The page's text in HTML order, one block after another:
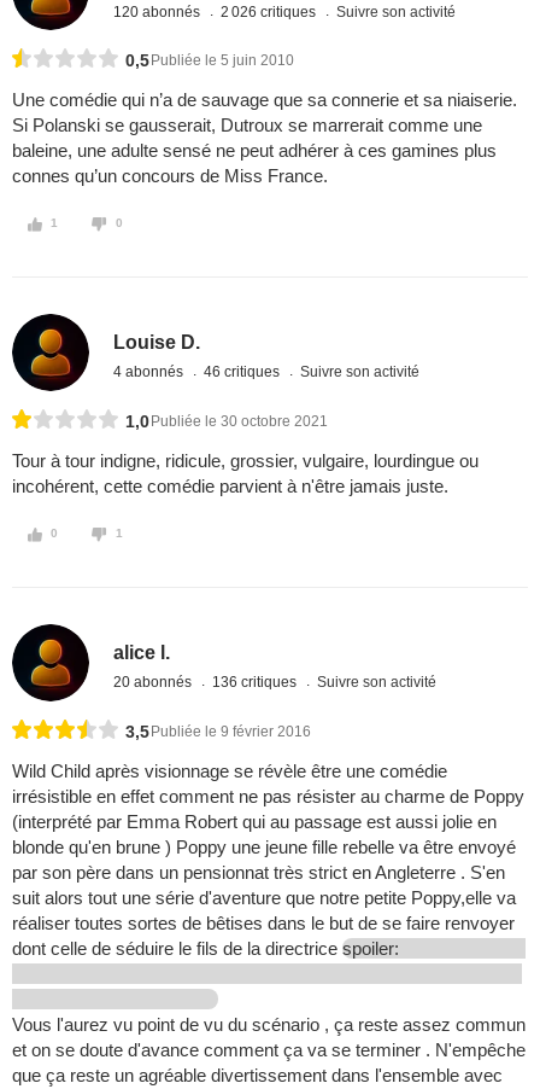
120 abonnés 2 026 critiques Suivre son activité
0,5 Publiée le 5 juin 2010
Une comédie qui n’a de sauvage que sa connerie et sa niaiserie.
Si Polanski se gausserait, Dutroux se marrerait comme une
baleine, une adulte sensé ne peut adhérer à ces gamines plus
connes qu’un concours de Miss France.
1 0
Louise D.
4 abonnés 46 critiques Suivre son activité
1,0 Publiée le 30 octobre 2021
Tour à tour indigne, ridicule, grossier, vulgaire, lourdingue ou
incohérent, cette comédie parvient à n'être jamais juste.
0 1
alice l.
20 abonnés 136 critiques Suivre son activité
3,5 Publiée le 9 février 2016
Wild Child après visionnage se révèle être une comédie
irrésistible en effet comment ne pas résister au charme de Poppy
(interprété par Emma Robert qui au passage est aussi jolie en
blonde qu'en brune ) Poppy une jeune fille rebelle va être envoyé
par son père dans un pensionnat très strict en Angleterre . S'en
suit alors tout une série d'aventure que notre petite Poppy,elle va
réaliser toutes sortes de bêtises dans le but de se faire renvoyer
dont celle de séduire le fils de la directrice spoiler:
Vous l'aurez vu point de vu du scénario , ça reste assez commun
et on se doute d'avance comment ça va se terminer . N'empêche
que ça reste un agréable divertissement dans l'ensemble avec